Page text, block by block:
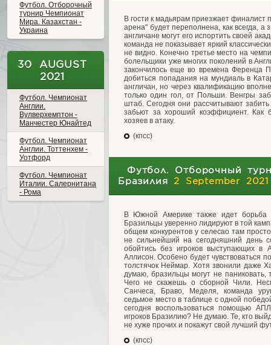
Футбол. Отборочный
турнир Чемпионат
Мира. Казахстан -
Украина
30 AUGUST
2021
Футбол. Чемпионат
Англии.
Вулверхемптон -
Манчестер Юнайтед
Футбол. Чемпионат
Англии. Тоттенхем -
Уотфорд
Футбол. Чемпионат
Италии. Салернитана
- Рома
В гости к мадьярам приезжает финалист
арена" будет переполнена, как всегда,
англичане могут его испортить своей
команда не показывает яркий
не видно. Конечно третье место на
болельщики уже многих поколений в
закончилось еще во времена Ференца
добиться попадания на мундиаль в
англичан, но через квалификацию
только один гол, от Польши. Венгры
штаб. Сегодня они рассчитывают
забьют за хороший коэффициент. Как
хозяев в атаку.
(кпсс)
Футбол. Отборочный
Бразилия2 September 2021
В Южной Америке также идет борьба
Бразильцы уверенно лидируют в той
общем конкурентов у селесао там
не сильнейший на сегодняшний день
обойтись без игроков выступающих
Аллисон. Особено будет чувствоваться
толстячок Неймар. Хотя звонили даже
думаю, бразильцы могут не паниковать,
Чего не скажешь о сборной Чили.
Санчеса, Браво, Меделя, команда
седьмое место в таблице с одной
сегодня воспользоваться помощью
игроков Бразилию? Не думаю. Те, кто
не хуже прочих и покажут свой лучший
(кпсс)